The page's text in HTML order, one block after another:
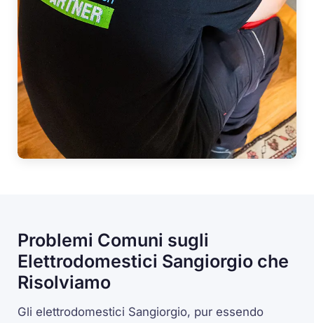
Problemi Comuni sugli
Elettrodomestici Sangiorgio che
Risolviamo
Gli elettrodomestici Sangiorgio, pur essendo